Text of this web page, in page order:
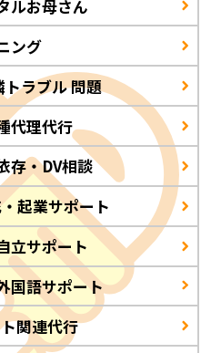
ルお母さん
ング
ラブル 問題
代理代行
存・DV相談
起業サポート
立サポート
国語サポート
関連代行